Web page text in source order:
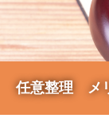
任意整理 メ